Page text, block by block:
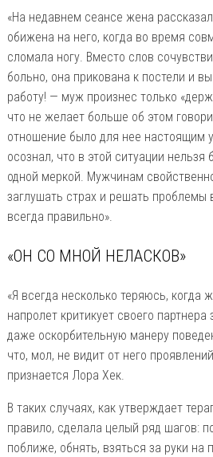
«На недавнем сеансе жена
обижена на него, когда во время
сломала ногу. Вместо слов
больно, она прикована к постели и
работу! — муж произнес только
что не желает больше об этом
отношение было для нее настоящим
осознал, что в этой ситуации
одной меркой. Мужчинам
заглушать страх и решать проблемы
всегда правильно».
«ОН СО МНОЙ НЕЛАСКОВ»
«Я всегда несколько теряюсь, когда
напролет критикует своего партнера
даже оскорбительную манеру
что, мол, не видит от него
признается Лора Хек.
В таких случаях, как утверждает
правило, сделала целый ряд шагов:
поближе, обнять, взяться за руки на